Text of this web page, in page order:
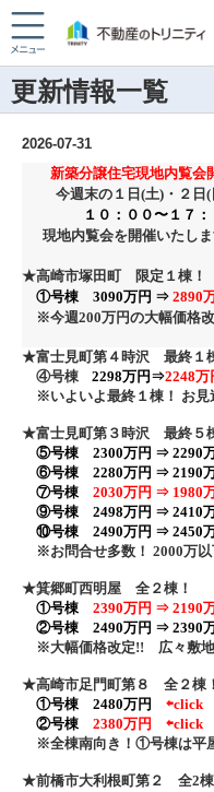
更新情報一覧
2026-07-31
新築分譲住宅現地内覧会
今週末の１日(土)・２日 (
１０：００〜１７：
現地内覧会を開催いたし
★高崎市塚田町 限定１棟！
①号棟 3090万円 ⇒ 2890
※今週200万円の大幅価格改
★富士見町第４時沢 最終１
④号棟
2298万円⇒2248
※いよいよ最終１棟！ お見
★富士見町第３時沢 最終５
⑤号棟 2300万円 ⇒ 2290
⑥号棟 2280万円 ⇒ 2190
⑦号棟
2030万円 ⇒ 1980
⑨号棟 2498万円 ⇒ 2410
⑩号棟 2490万円 ⇒ 2450
※お問合せ多数！ 2000万
★箕郷町西明屋 全２棟！
①号棟
2390万円 ⇒ 2190
②号棟 2490万円 ⇒ 2390
※大幅価格改定!! 広々敷地
★高崎市足門町第８ 全２棟！
①号棟 2480万円
⇦click
②号棟
2380万円
⇦click
※全棟南向き！①号棟は平
★前橋市大利根町第２ 全2棟